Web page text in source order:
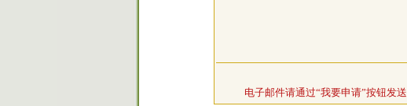
电子邮件请通过“我要申请”按钮发送